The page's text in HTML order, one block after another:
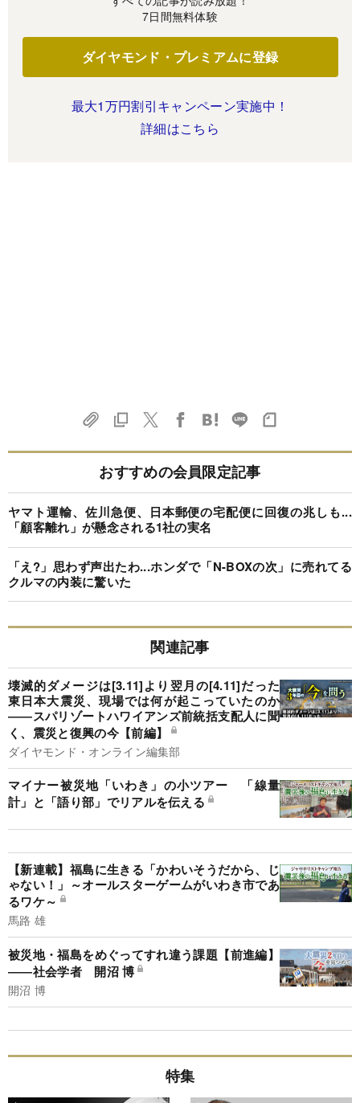
7日間無料体験
ダイヤモンド・プレミアムに登録
最大1万円割引キャンペーン実施中！
詳細はこちら
おすすめの会員限定記事
ヤマト運輸、佐川急便、日本郵便の宅配便に回復の兆しも...
「顧客離れ」が懸念される1社の実名
「え?」思わず声出たわ...ホンダで「N-BOXの次」に売れてる
クルマの内装に驚いた
関連記事
壊滅的ダメージは[3.11]より翌月の[4.11]だった
東日本大震災、現場では何が起こっていたのか
――スパリゾートハワイアンズ前統括支配人に聞
く、震災と復興の今【前編】
ダイヤモンド・オンライン編集部
マイナー被災地「いわき」の小ツアー 「線量
計」と「語り部」でリアルを伝える
【新連載】福島に生きる「かわいそうだから、じ
ゃない！」～オールスターゲームがいわき市であ
るワケ～
馬路 雄
被災地・福島をめぐってすれ違う課題【前進編】
――社会学者 開沼 博
開沼 博
特集